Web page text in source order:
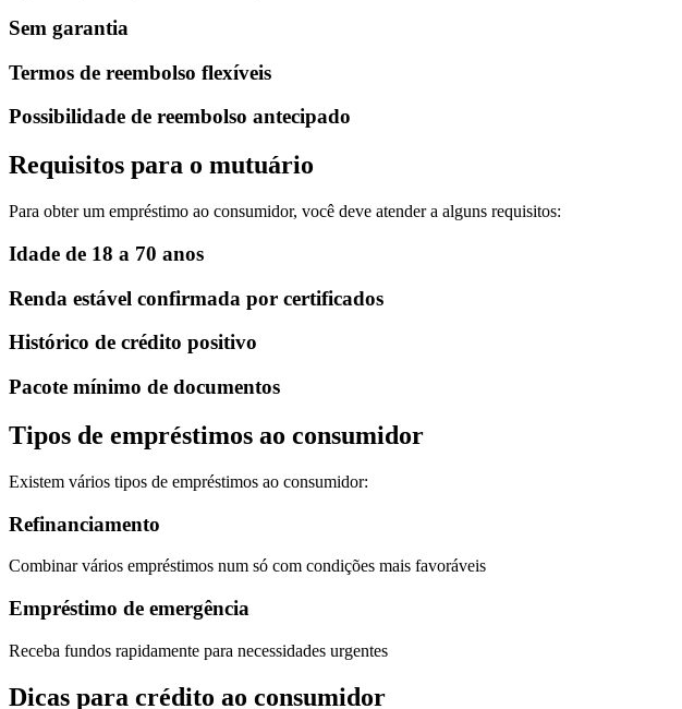
Sem garantia
Termos de reembolso flexíveis
Possibilidade de reembolso antecipado
Requisitos para o mutuário
Para obter um empréstimo ao consumidor, você deve atender a alguns requisitos:
Idade de 18 a 70 anos
Renda estável confirmada por certificados
Histórico de crédito positivo
Pacote mínimo de documentos
Tipos de empréstimos ao consumidor
Existem vários tipos de empréstimos ao consumidor:
Refinanciamento
Combinar vários empréstimos num só com condições mais favoráveis
Empréstimo de emergência
Receba fundos rapidamente para necessidades urgentes
Dicas para crédito ao consumidor